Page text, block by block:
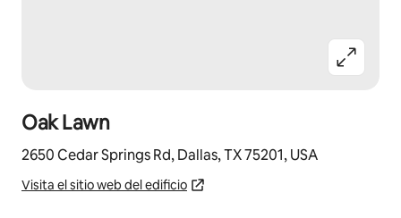
Oak Lawn
2650 Cedar Springs Rd, Dallas, TX 75201, USA
Visita el sitio web del edificio